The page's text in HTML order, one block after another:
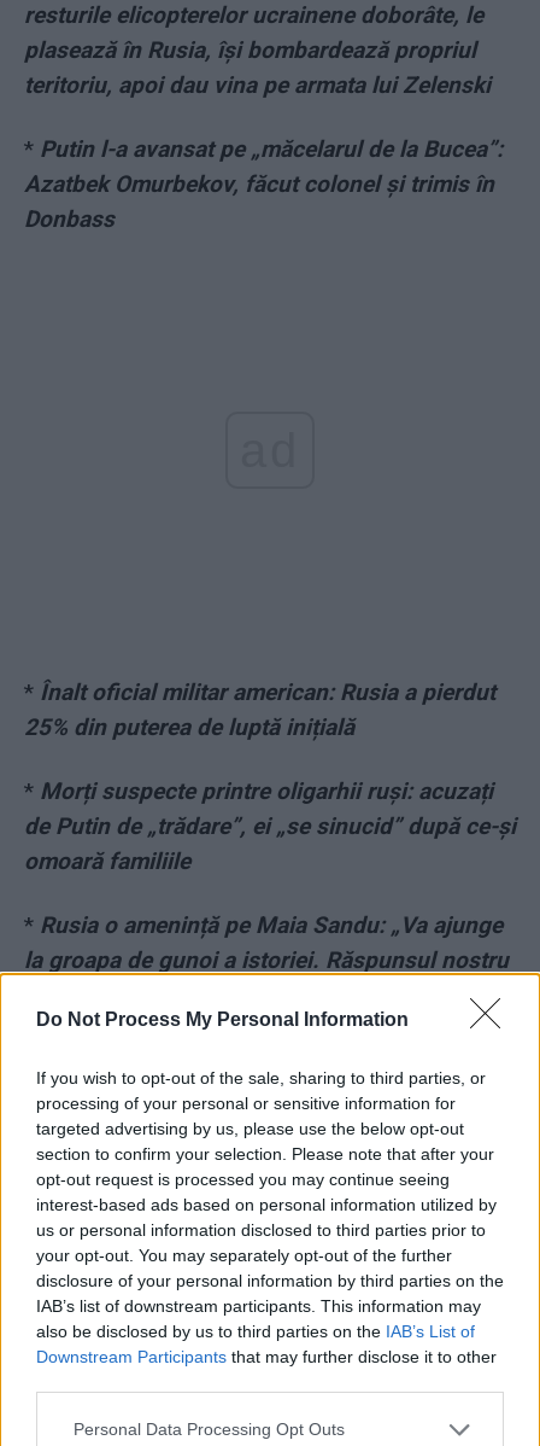
Do Not Process My Personal Information
If you wish to opt-out of the sale, sharing to third parties, or
processing of your personal or sensitive information for
targeted advertising by us, please use the below opt-out
section to confirm your selection. Please note that after your
opt-out request is processed you may continue seeing
interest-based ads based on personal information utilized by
us or personal information disclosed to third parties prior to
your opt-out. You may separately opt-out of the further
disclosure of your personal information by third parties on the
IAB’s list of downstream participants. This information may
also be disclosed by us to third parties on the IAB’s List of
Downstream Participants that may further disclose it to other
Personal Data Processing Opt Outs
resturile elicopterelor ucrainene doborâte, le
plasează în Rusia, își bombardează propriul
teritoriu, apoi dau vina pe armata lui Zelenski
* Putin l-a avansat pe „măcelarul de la Bucea”:
Azatbek Omurbekov, făcut colonel și trimis în
Donbass
* Înalt oficial militar american: Rusia a pierdut
25% din puterea de luptă inițială
* Morți suspecte printre oligarhii ruși: acuzați
de Putin de „trădare”, ei „se sinucid” după ce-și
omoară familiile
* Rusia o amenință pe Maia Sandu: „Va ajunge
la groapa de gunoi a istoriei. Răspunsul nostru
va fi dureros”. Motivul: Parlamentul Moldovei a
interzis simbolurile agresiunii în Ucraina
*Un comandant rus și-a trimis militarii să
omoare civili în Dnipropetrovsk, deși acolo
locuiesc fiicele sale din prima căsătorie.
Anastasia și Viktoria nu vor să mai audă de
teroristul lor tată